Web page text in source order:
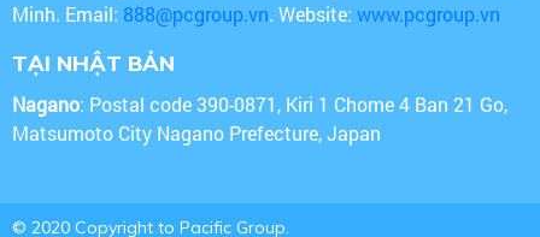
Minh. Email: 888@pcgroup.vn. Website: www.pcgroup.vn
TẠI NHẬT BẢN
Nagano: Postal code 390-0871, Kiri 1 Chome 4 Ban 21 Go,
Matsumoto City Nagano Prefecture, Japan
© 2020 Copyright to Pacific Group.